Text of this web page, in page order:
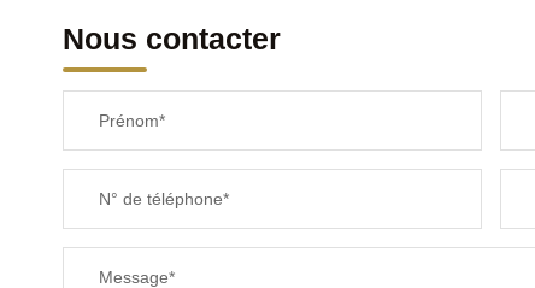
Nous contacter
Prénom*
N° de téléphone*
Message*